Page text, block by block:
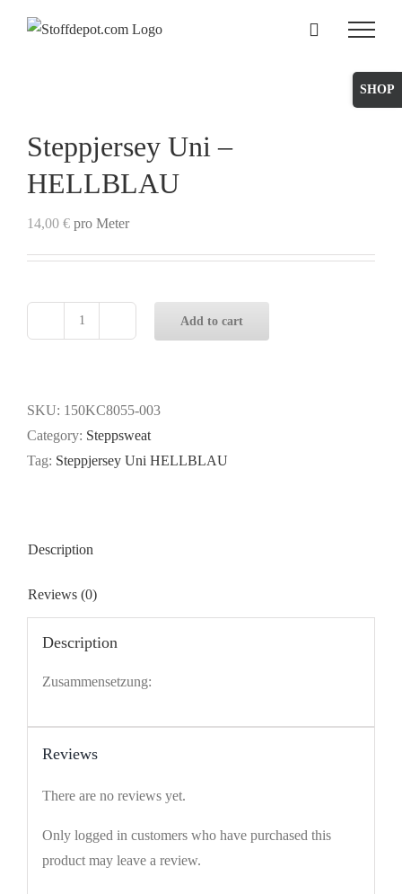
Steppjersey Uni –
HELLBLAU
14,00 € pro Meter
HELLBLAU
quantity
Add to cart
SKU: 150KC8055-003
Category: Steppsweat
Tag: Steppjersey Uni HELLBLAU
Description
Reviews (0)
Description
Zusammensetzung:
Reviews
There are no reviews yet.
Only logged in customers who have purchased this
product may leave a review.
Toggle
Sliding